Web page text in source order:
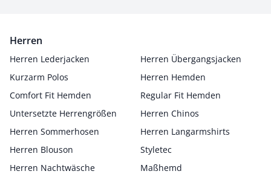
Herren
Herren Lederjacken
Herren Übergangsjacken
Kurzarm Polos
Herren Hemden
Comfort Fit Hemden
Regular Fit Hemden
Untersetzte Herrengrößen
Herren Chinos
Herren Sommerhosen
Herren Langarmshirts
Herren Blouson
Styletec
Herren Nachtwäsche
Maßhemd